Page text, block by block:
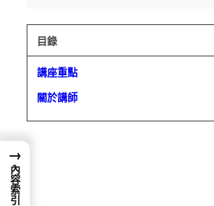
目錄
講座重點
關於講師
→
內容索引